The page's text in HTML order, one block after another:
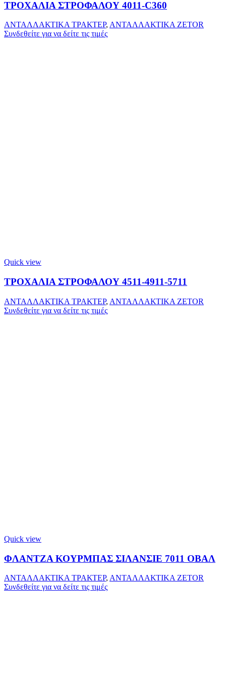
ΤΡΟΧΑΛΙΑ ΣΤΡΟΦΑΛΟΥ 4011-C360
ΑΝΤΑΛΛΑΚΤΙΚΑ ΤΡΑΚΤΕΡ, ΑΝΤΑΛΛΑΚΤΙΚΑ ZETOR
Συνδεθείτε για να δείτε τις τιμές
Quick view
ΤΡΟΧΑΛΙΑ ΣΤΡΟΦΑΛΟΥ 4511-4911-5711
ΑΝΤΑΛΛΑΚΤΙΚΑ ΤΡΑΚΤΕΡ, ΑΝΤΑΛΛΑΚΤΙΚΑ ZETOR
Συνδεθείτε για να δείτε τις τιμές
Quick view
ΦΛΑΝΤΖΑ ΚΟΥΡΜΠΑΣ ΣΙΛΑΝΣΙΕ 7011 ΟΒΑΛ
ΑΝΤΑΛΛΑΚΤΙΚΑ ΤΡΑΚΤΕΡ, ΑΝΤΑΛΛΑΚΤΙΚΑ ZETOR
Συνδεθείτε για να δείτε τις τιμές